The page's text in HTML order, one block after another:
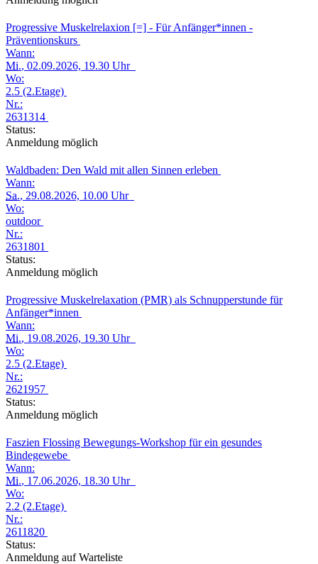
Progressive Muskelrelaxion [=] - Für Anfänger*innen -
Präventionskurs
Wann:
Mi., 02.09.2026, 19.30 Uhr
Wo:
2.5 (2.Etage)
Nr.:
2631314
Status:
Anmeldung möglich
Waldbaden: Den Wald mit allen Sinnen erleben
Wann:
Sa., 29.08.2026, 10.00 Uhr
Wo:
outdoor
Nr.:
2631801
Status:
Anmeldung möglich
Progressive Muskelrelaxation (PMR) als Schnupperstunde für
Anfänger*innen
Wann:
Mi., 19.08.2026, 19.30 Uhr
Wo:
2.5 (2.Etage)
Nr.:
2621957
Status:
Anmeldung möglich
Faszien Flossing Bewegungs-Workshop für ein gesundes
Bindegewebe
Wann:
Mi., 17.06.2026, 18.30 Uhr
Wo:
2.2 (2.Etage)
Nr.:
2611820
Status:
Anmeldung auf Warteliste